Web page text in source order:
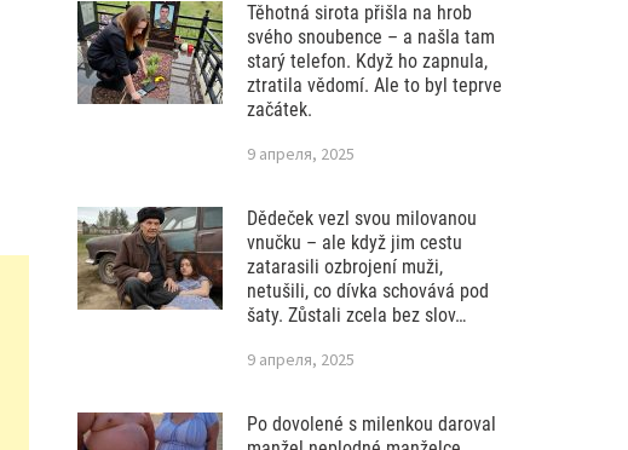
Těhotná sirota přišla na hrob
svého snoubence – a našla tam
starý telefon. Když ho zapnula,
ztratila vědomí. Ale to byl teprve
začátek.
9 апреля, 2025
Dědeček vezl svou milovanou
vnučku – ale když jim cestu
zatarasili ozbrojení muži,
netušili, co dívka schovává pod
šaty. Zůstali zcela bez slov…
9 апреля, 2025
Po dovolené s milenkou daroval